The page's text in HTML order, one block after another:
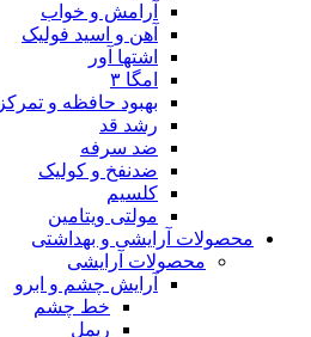
آرامش و خواب
آهن و اسید فولیک
اشتها آور
امگا ۳
بهبود حافظه و تمرکز
رشد قد
ضد سرفه
ضدنفخ و کولیک
کلسیم
مولتی ویتامین
محصولات آرایشی و بهداشتی
محصولات آرایشی
آرایش چشم و ابرو
خط چشم
ریمل